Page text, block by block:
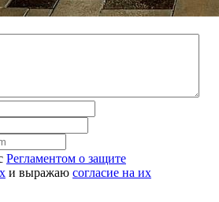
Регламентом о защите
и выражаю согласие на их